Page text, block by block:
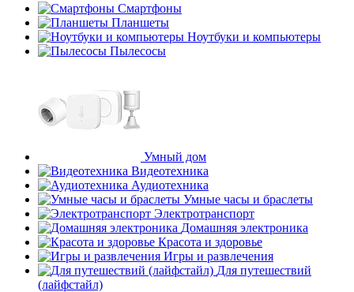
Смартфоны
Планшеты
Ноутбуки и компьютеры
Пылесосы
Умный дом
Видеотехника
Аудиотехника
Умные часы и браслеты
Электротранспорт
Домашняя электроника
Красота и здоровье
Игры и развлечения
Для путешествий
(лайфстайл)
недели
plait.ru